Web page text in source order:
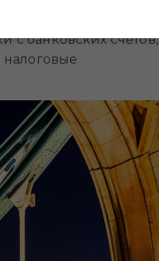
с банковских счетов,